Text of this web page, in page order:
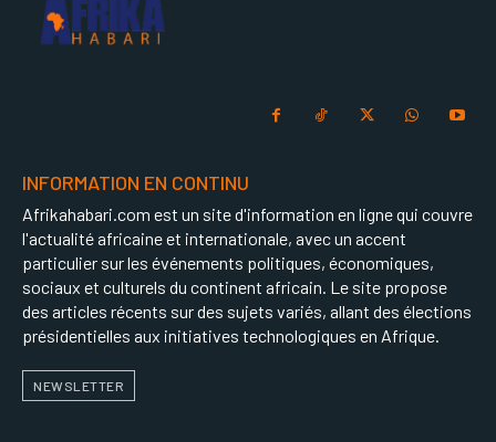
INFORMATION EN CONTINU
Afrikahabari.com est un site d'information en ligne qui couvre
l'actualité africaine et internationale, avec un accent
particulier sur les événements politiques, économiques,
sociaux et culturels du continent africain. Le site propose
des articles récents sur des sujets variés, allant des élections
présidentielles aux initiatives technologiques en Afrique.
NEWSLETTER